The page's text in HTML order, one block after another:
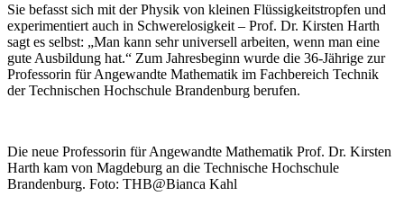
Sie befasst sich mit der Physik von kleinen Flüssigkeitstropfen und
experimentiert auch in Schwerelosigkeit ­– Prof. Dr. Kirsten Harth
sagt es selbst: „Man kann sehr universell arbeiten, wenn man eine
gute Ausbildung hat.“ Zum Jahresbeginn wurde die 36-Jährige zur
Professorin für Angewandte Mathematik im Fachbereich Technik
der Technischen Hochschule Brandenburg berufen.
Die neue Professorin für Angewandte Mathematik Prof. Dr. Kirsten
Harth kam von Magdeburg an die Technische Hochschule
Brandenburg. Foto: THB@Bianca Kahl